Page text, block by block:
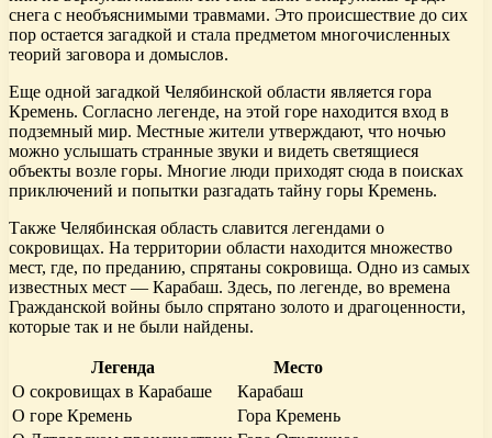
снега с необъяснимыми травмами. Это происшествие до сих
пор остается загадкой и стала предметом многочисленных
теорий заговора и домыслов.
Еще одной загадкой Челябинской области является гора
Кремень. Согласно легенде, на этой горе находится вход в
подземный мир. Местные жители утверждают, что ночью
можно услышать странные звуки и видеть светящиеся
объекты возле горы. Многие люди приходят сюда в поисках
приключений и попытки разгадать тайну горы Кремень.
Также Челябинская область славится легендами о
сокровищах. На территории области находится множество
мест, где, по преданию, спрятаны сокровища. Одно из самых
известных мест — Карабаш. Здесь, по легенде, во времена
Гражданской войны было спрятано золото и драгоценности,
которые так и не были найдены.
Легенда
Место
О сокровищах в Карабаше
Карабаш
О горе Кремень
Гора Кремень